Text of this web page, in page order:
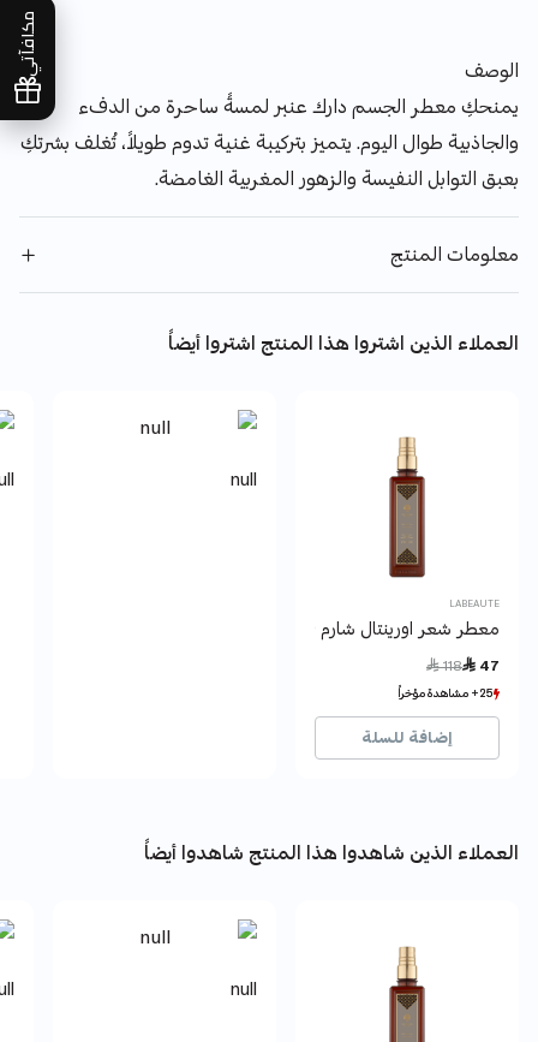
مكافآتي
الوصف
يمنحكِ معطر الجسم دارك عنبر لمسةً ساحرة من الدفء
والجاذبية طوال اليوم. يتميز بتركيبة غنية تدوم طويلاً، تُغلف بشرتكِ
بعبق التوابل النفيسة والزهور المغربية الغامضة.
معلومات المنتج
العملاء الذين اشتروا هذا المنتج اشتروا أيضاً
LABEAUTE
معطر شعر اورينتال شارم 150 مل
 47
Price reduced from
 118
25+ مشاهدة مؤخراً
7+ بيع مؤخراً
25+ مشاهدة مؤخراً
7+ بيع مؤخراً
إضافة للسلة
null
العملاء الذين شاهدوا هذا المنتج شاهدوا أيضاً
null